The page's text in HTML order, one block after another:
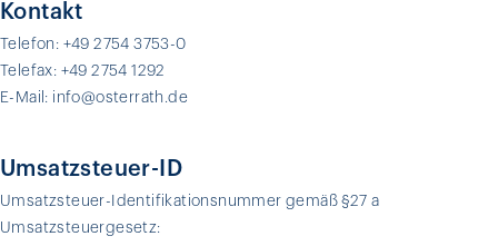
Kontakt
Telefon: +49 2754 3753-0
Telefax: +49 2754 1292
E-Mail: info@osterrath.de
Umsatzsteuer-ID
Umsatzsteuer-Identifikationsnummer gemäß §27 a
Umsatzsteuergesetz: